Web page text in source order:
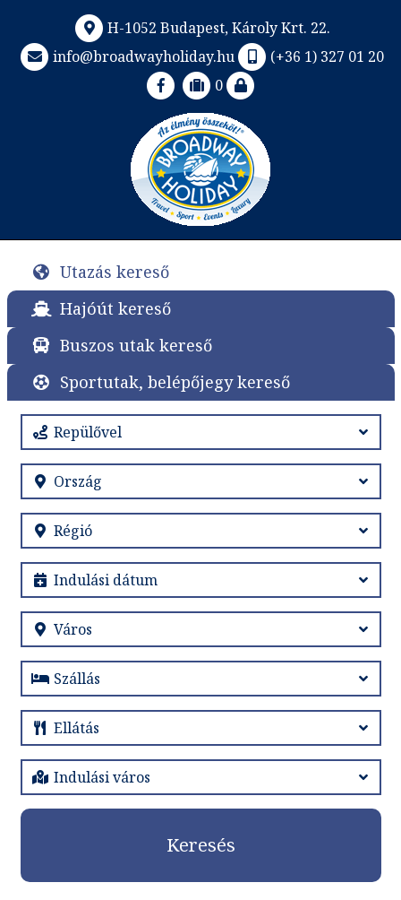
H-1052 Budapest, Károly Krt. 22.
info@broadwayholiday.hu
(+36 1) 327 01 20
0
Utazás kereső
Hajóút kereső
Buszos utak kereső
Sportutak, belépőjegy kereső
Keresés